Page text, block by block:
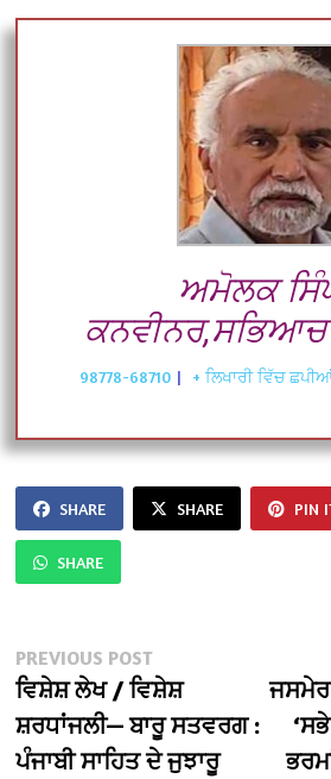
ਅਮੋਲਕ
98778-68710 | + ਲਿਖਾਰੀ ਵਿੱਚ
SHARE SHARE PIN
SHARE
Post
navigation
PREVIOUS POSTPrevious
post:
ਵਿਸ਼ੇਸ਼ ਲੇਖ / ਵਿਸ਼ੇਸ਼
ਸ਼ਰਧਾਂਜਲੀ— ਬਾਰੂ ਸਤਵਰਗ :
ਪੰਜਾਬੀ ਸਾਹਿਤ ਦੇ ਜੁਝਾਰੂ
ਜਸਮੇਰ